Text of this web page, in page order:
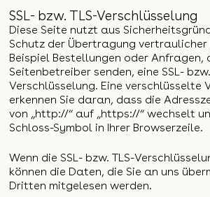
SSL- bzw. TLS-Verschlüsselung
Diese Seite nutzt aus
Schutz der Übertragung vertraulicher
Beispiel Bestellungen oder Anfragen,
Seitenbetreiber senden, eine SSL-
Verschlüsselung. Eine verschlüsselte
erkennen Sie daran, dass die
von „http://“ auf „https://“ wechselt
Schloss-Symbol in Ihrer Browserzeile.
Wenn die SSL- bzw. TLS-
können die Daten, die Sie an uns
Dritten mitgelesen werden.